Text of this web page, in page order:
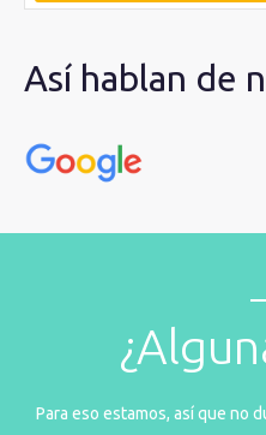
Así hablan de
Para eso estamos, así que no